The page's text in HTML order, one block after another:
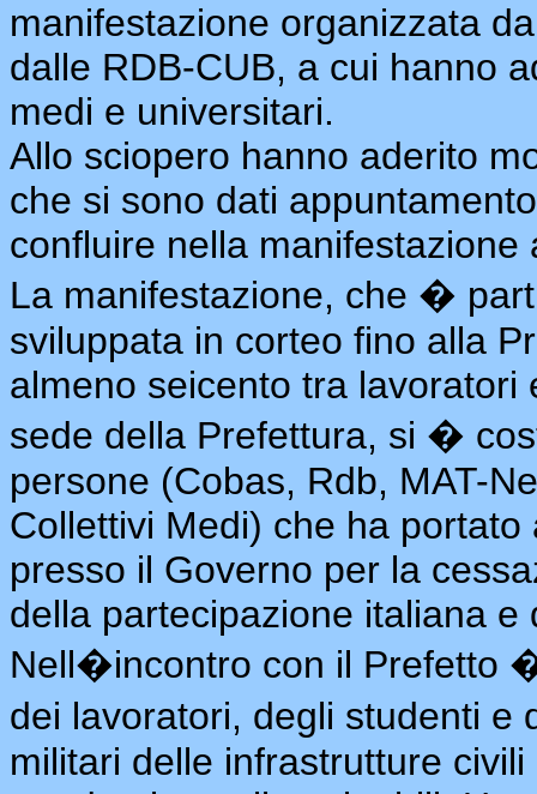
manifestazione organizzata
dalle RDB-CUB, a cui hanno
medi e universitari.
Allo sciopero hanno aderito
che si sono dati
confluire nella manifestazione
La manifestazione, che �
sviluppata in corteo fino alla
almeno seicento tra lavoratori
sede della Prefettura, si �
persone (Cobas, Rdb, MAT-
Collettivi Medi) che ha
presso il Governo per la
della partecipazione italiana
Nell�incontro con il Prefetto
dei lavoratori, degli studenti
militari delle infrastrutture